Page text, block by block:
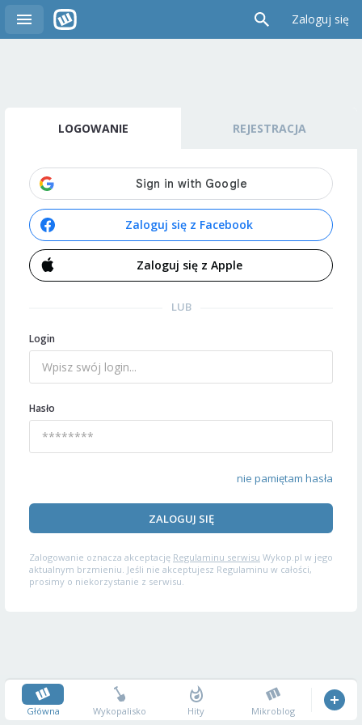
Zaloguj się
LOGOWANIE REJESTRACJA
Zaloguj się z Facebook
Zaloguj się z Apple
LUB
Login
Hasło
nie pamiętam hasła
ZALOGUJ SIĘ
Zalogowanie oznacza akceptację Regulaminu serwisu Wykop.pl w jego
aktualnym brzmieniu. Jeśli nie akceptujesz Regulaminu w całości,
prosimy o niekorzystanie z serwisu.
Główna Wykopalisko Hity Mikroblog